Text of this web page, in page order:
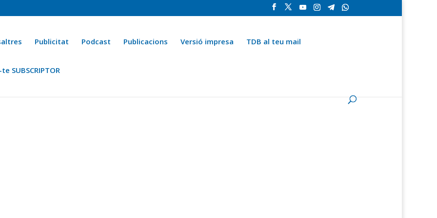
Publicitat Podcast Publicacions Versió impresa TDB al teu mail
SUBSCRIPTOR
Ara fa 25 anys